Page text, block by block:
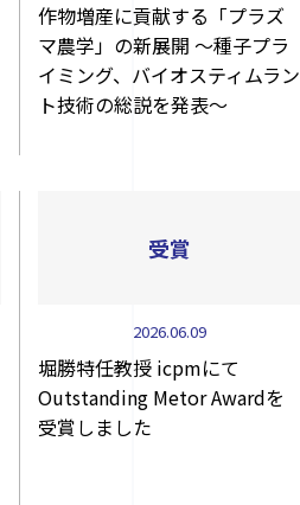
作物増産に貢献する「プラズ
マ農学」の新展開 ～種子プラ
イミング、バイオスティムラン
ト技術の総説を発表～
受賞
2026.06.09
堀勝特任教授 icpmにて
Outstanding Metor Awardを
受賞しました